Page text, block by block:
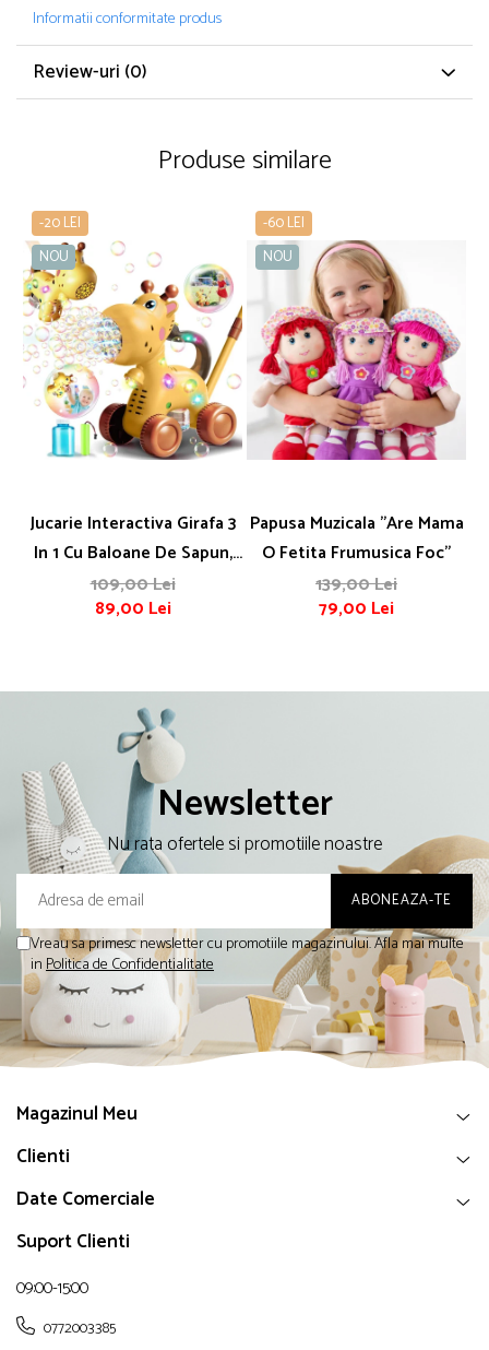
Informatii conformitate produs
Review-uri (0)
Produse similare
-20 LEI
NOU
Jucarie Interactiva Girafa 3
In 1 Cu Baloane De Sapun,
Lumini Si Maner De Impins
109,00 Lei
89,00 Lei
-60 LEI
NOU
Papusa Muzicala "Are Mama
O Fetita Frumusica Foc"
139,00 Lei
79,00 Lei
Newsletter
Nu rata ofertele si promotiile noastre
Vreau sa primesc newsletter cu promotiile magazinului. Afla mai multe
inPolitica de Confidentialitate
Magazinul Meu
Clienti
Date Comerciale
Suport Clienti
09:00-15:00
0772003385